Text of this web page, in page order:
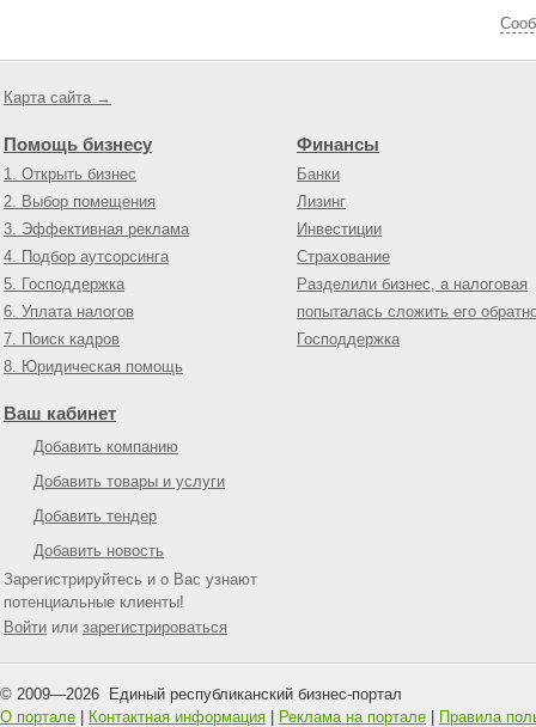
Карта сайта →
Помощь бизнесу
1. Открыть бизнес
2. Выбор помещения
3. Эффективная реклама
4. Подбор аутсорсинга
5. Господдержка
6. Уплата налогов
7. Поиск кадров
8. Юридическая помощь
Финансы
Банки
Лизинг
Инвестиции
Страхование
Разделили бизнес, а налоговая
попыталась сложить его
Господдержка
Ваш кабинет
Добавить компанию
Добавить товары и услуги
Добавить тендер
Добавить новость
Зарегистрируйтесь и о Вас узнают
потенциальные клиенты!
Войти или зарегистрироваться
© 2009—2026 Единый республиканский бизнес-портал
О портале
Контактная информация Реклама на портале Правила